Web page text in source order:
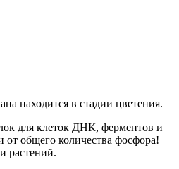
находится в стадии цветения.
для клеток ДНК, ферментов и
от общего количества фосфора!
растений.